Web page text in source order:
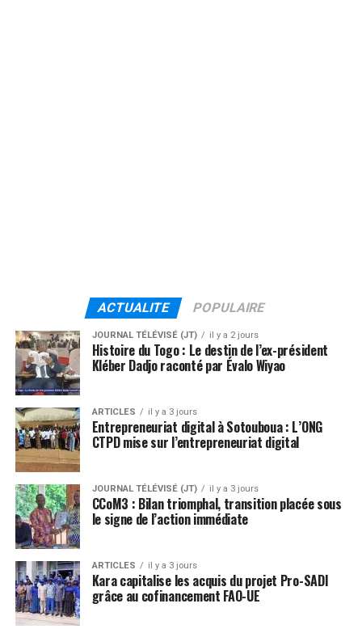
ACTUALITE POPULAIRE
JOURNAL TÉLÉVISÉ (JT) il y a 2 jours
Histoire du Togo : Le destin de l’ex-président
Kléber Dadjo raconté par Évalo Wiyao
ARTICLES il y a 3 jours
Entrepreneuriat digital à Sotouboua : L’ONG
CTPD mise sur l’entrepreneuriat digital
JOURNAL TÉLÉVISÉ (JT) il y a 3 jours
CCoM3 : Bilan triomphal, transition placée sous
le signe de l’action immédiate
ARTICLES il y a 3 jours
Kara capitalise les acquis du projet Pro-SADI
grâce au cofinancement FAO-UE